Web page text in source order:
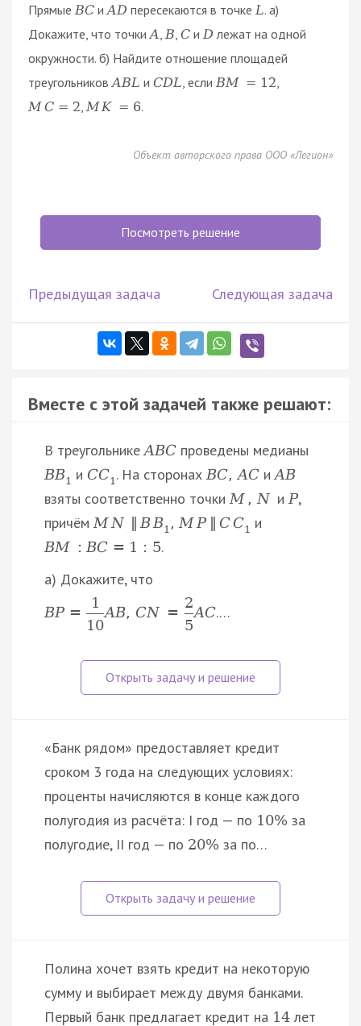
Прямые BC и AD пересекаются в точке L. a)
Докажите, что точки A B C и D лежат на одной
окружности. б) Найдите отношение площадей
треугольников ABL и CDL , если BM = 12
M C = 2 M K = 6.
Объект авторского права ООО «Легион»
Посмотреть решение
Предыдущая задача Следующая задача
Вместе с этой задачей также решают:
В треугольникеABC проведены медианы
BB1 и CC1. На сторонахBC, ACиAB
взяты соответственно точкиM , N иP,
причёмM N B B1 , M P C C1 и
BM : BC = 1 : 5.
а) Докажите, что
BP =
1
10
AB, CN =
2
5
AC.…
«Банк рядом» предоставляет кредит
сроком 3 года на следующих условиях:
проценты начисляются в конце каждого
полугодия из расчёта: I год — по 10% за
полугодие, II год — по 20% за по…
Полина хочет взять кредит на некоторую
сумму и выбирает между двумя банками.
Первый банк предлагает кредит на 14лет